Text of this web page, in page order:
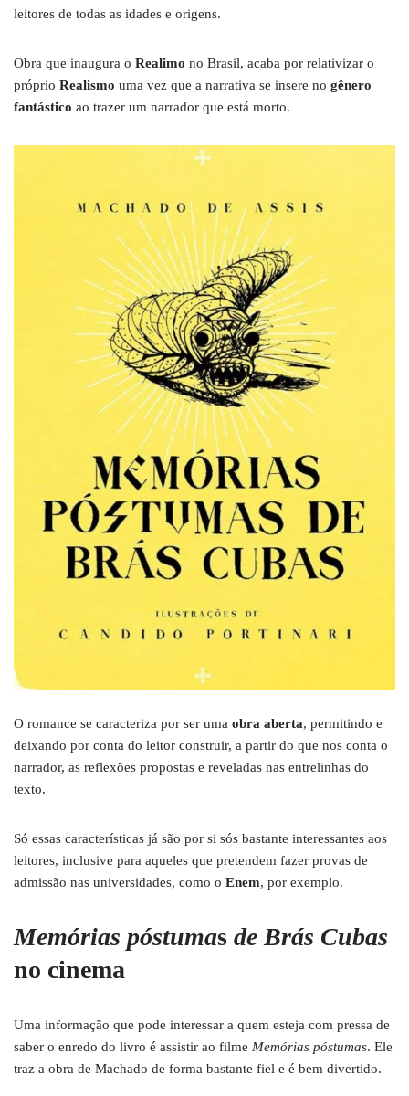
leitores de todas as idades e origens.
Obra que inaugura o Realimo no Brasil, acaba por relativizar o
próprio Realismo uma vez que a narrativa se insere no gênero
fantástico ao trazer um narrador que está morto.
O romance se caracteriza por ser uma obra aberta, permitindo e
deixando por conta do leitor construir, a partir do que nos conta o
narrador, as reflexões propostas e reveladas nas entrelinhas do
texto.
Só essas características já são por si sós bastante interessantes aos
leitores, inclusive para aqueles que pretendem fazer provas de
admissão nas universidades, como o Enem, por exemplo.
Memórias póstumas de Brás Cubas
no cinema
Uma informação que pode interessar a quem esteja com pressa de
saber o enredo do livro é assistir ao filme Memórias póstumas. Ele
traz a obra de Machado de forma bastante fiel e é bem divertido.